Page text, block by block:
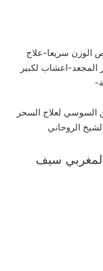
سريعا-علاج
اعشاب لكبير
السوسي لعلاج السحر
الروحاني
المغربي سيف